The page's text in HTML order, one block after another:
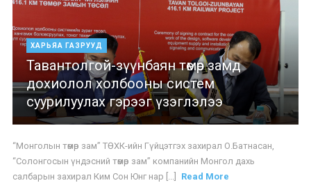
ХАРЬЯА ГАЗРУУД
Тавантолгой-зүүнбаян төмөр замд
дохиолол холбооны систем
суурилуулах гэрээг үзэглэлээ
“Монголын төмөр зам” ТӨХК-ийн Гүйцэтгэх захирал О.Батнасан,
“Солонгосын үндэсний төмөр зам” компанийн Монгол дахь
салбарын захирал Ким Сон Юнг нар [...]
Read More